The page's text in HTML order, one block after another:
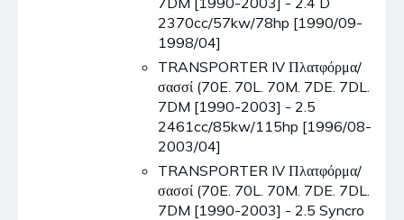
2370cc/57kw/78hp [1990/09-
1998/04]
TRANSPORTER IV Πλατφόρμα/
σασσί (70E. 70L. 70M. 7DE. 7DL.
7DM [1990-2003] - 2.5
2461cc/85kw/115hp [1996/08-
2003/04]
TRANSPORTER IV Πλατφόρμα/
σασσί (70E. 70L. 70M. 7DE. 7DL.
7DM [1990-2003] - 2.5 Syncro